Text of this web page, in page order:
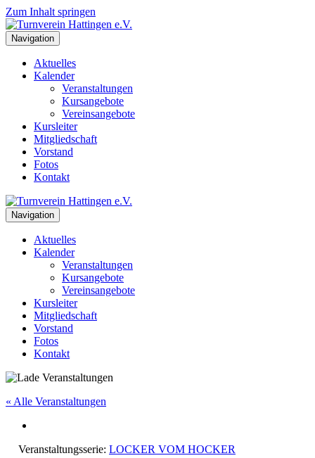
Zum Inhalt springen
Navigation
Aktuelles
Kalender
Veranstaltungen
Kursangebote
Vereinsangebote
Kursleiter
Mitgliedschaft
Vorstand
Fotos
Kontakt
Navigation
Aktuelles
Kalender
Veranstaltungen
Kursangebote
Vereinsangebote
Kursleiter
Mitgliedschaft
Vorstand
Fotos
Kontakt
« Alle Veranstaltungen
Veranstaltungsserie: LOCKER VOM HOCKER